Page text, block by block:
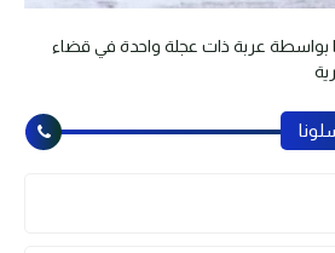
بواسطة عربة ذات عجلة واحدة في قضاء